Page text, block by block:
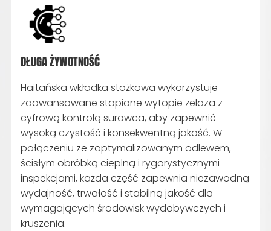
DŁUGA ŻYWOTNOŚĆ
Haitańska wkładka stożkowa wykorzystuje
zaawansowane stopione wytopie żelaza z
cyfrową kontrolą surowca, aby zapewnić
wysoką czystość i konsekwentną jakość. W
połączeniu ze zoptymalizowanym odlewem,
ścisłym obróbką cieplną i rygorystycznymi
inspekcjami, każda część zapewnia niezawodną
wydajność, trwałość i stabilną jakość dla
wymagających środowisk wydobywczych i
kruszenia.